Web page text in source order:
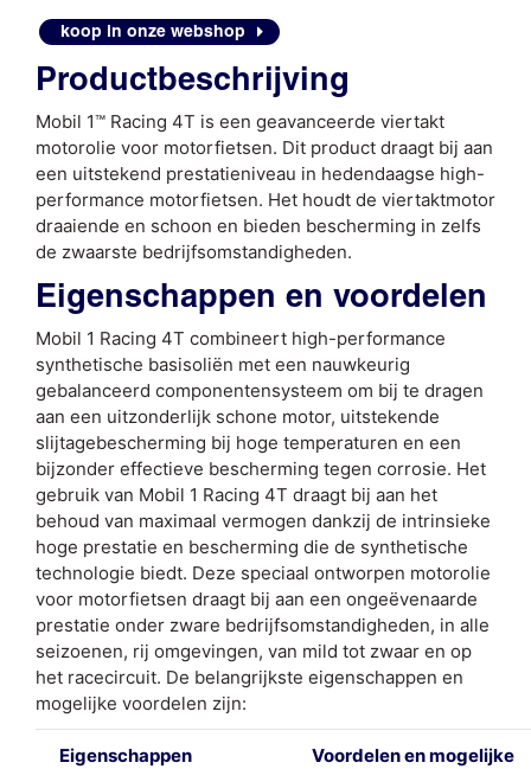
Racing
4T
koop in onze webshop
Productbeschrijving
Mobil 1™ Racing 4T is een geavanceerde viertakt
motorolie voor motorfietsen. Dit product draagt bij aan
een uitstekend prestatieniveau in hedendaagse high-
performance motorfietsen. Het houdt de viertaktmotor
draaiende en schoon en bieden bescherming in zelfs
de zwaarste bedrijfsomstandigheden.
Eigenschappen en voordelen
Mobil 1 Racing 4T combineert high-performance
synthetische basisoliën met een nauwkeurig
gebalanceerd componentensysteem om bij te dragen
aan een uitzonderlijk schone motor, uitstekende
slijtagebescherming bij hoge temperaturen en een
bijzonder effectieve bescherming tegen corrosie. Het
gebruik van Mobil 1 Racing 4T draagt bij aan het
behoud van maximaal vermogen dankzij de intrinsieke
hoge prestatie en bescherming die de synthetische
technologie biedt. Deze speciaal ontworpen motorolie
voor motorfietsen draagt bij aan een ongeëvenaarde
prestatie onder zware bedrijfsomstandigheden, in alle
seizoenen, rij omgevingen, van mild tot zwaar en op
het racecircuit. De belangrijkste eigenschappen en
mogelijke voordelen zijn:
Eigenschappen
Voordelen en mogelijke